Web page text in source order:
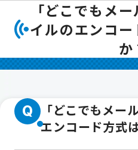
「どこでもメ
イルのエンコ
か
Q
「どこでもメー
エンコード方式